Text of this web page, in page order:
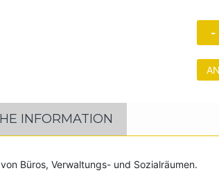
INFORMATION
Büros, Verwaltungs- und Sozialräumen.